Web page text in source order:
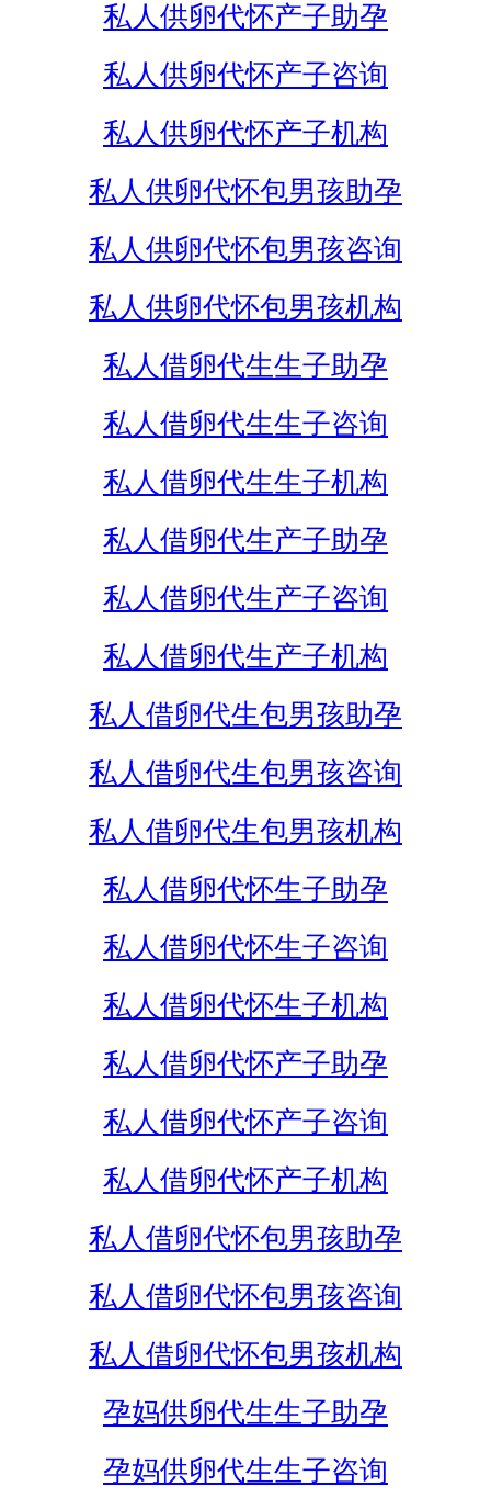
私人供卵代怀产子助孕
私人供卵代怀产子咨询
私人供卵代怀产子机构
私人供卵代怀包男孩助孕
私人供卵代怀包男孩咨询
私人供卵代怀包男孩机构
私人借卵代生生子助孕
私人借卵代生生子咨询
私人借卵代生生子机构
私人借卵代生产子助孕
私人借卵代生产子咨询
私人借卵代生产子机构
私人借卵代生包男孩助孕
私人借卵代生包男孩咨询
私人借卵代生包男孩机构
私人借卵代怀生子助孕
私人借卵代怀生子咨询
私人借卵代怀生子机构
私人借卵代怀产子助孕
私人借卵代怀产子咨询
私人借卵代怀产子机构
私人借卵代怀包男孩助孕
私人借卵代怀包男孩咨询
私人借卵代怀包男孩机构
孕妈供卵代生生子助孕
孕妈供卵代生生子咨询